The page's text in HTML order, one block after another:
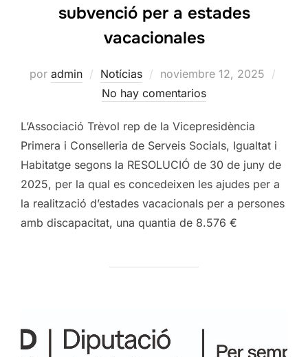
subvenció per a estades
vacacionales
por admin Notícias
Publicado
el
noviembre 12, 2025
No hay comentarios
L’Associació Trèvol rep de la Vicepresidència
Primera i Conselleria de Serveis Socials, Igualtat i
Habitatge segons la RESOLUCIÓ de 30 de juny de
2025, per la qual es concedeixen les ajudes per a
la realització d’estades vacacionals per a persones
amb discapacitat, una quantia de 8.576 €